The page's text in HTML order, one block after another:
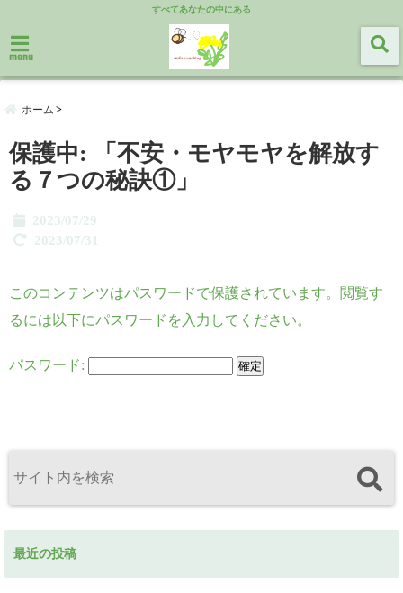
すべてあなたの中にある
menu
ホーム
保護中: 「不安・モヤモヤを解放す
る７つの秘訣①」
2023/07/29
2023/07/31
このコンテンツはパスワードで保護されています。閲覧す
るには以下にパスワードを入力してください。
パスワード:
最近の投稿